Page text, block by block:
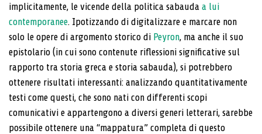
implicitamente, le vicende della politica sabau­da a lui
contemporanee. Ipotizzando di digitalizza­re e marcare non
solo le opere di argomento storico di Peyron, ma anche il suo
epistolario (in cui sono contenute riflessioni significative sul
rapporto tra storia greca e storia sabauda), si potrebbero
ottenere risultati interessanti: analizzando quantitativamente
testi come questi, che sono nati con differenti scopi
comunicativi e appartengono a diversi generi letterari, sarebbe
pos­sibile ottenere una “mappatura” completa di questo